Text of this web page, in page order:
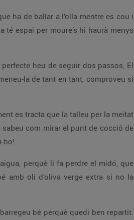
ha de ballar a l’olla mentre es cou i
espai per moure’s hi haurà menys
heu de seguir dos passos, El
la de tant en tant, comproveu si
es tracta que la talleu per la meitat
com mirar el punt de cocció de
ho!
perquè li fa perdre el midó, que
amb oli d’oliva verge extra si no la
bé perquè quedi ben repartit.